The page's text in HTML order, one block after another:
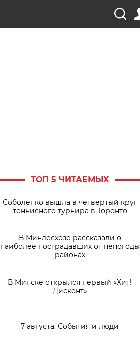
ТОП 5 ЧИТАЕМЫХ
Соболенко вышла в четвертый круг
теннисного турнира в Торонто
В Минлесхозе рассказали о
наиболее пострадавших от непогоды
районах
В Минске открылся первый «Хит!
Дисконт»
7 августа. События и люди